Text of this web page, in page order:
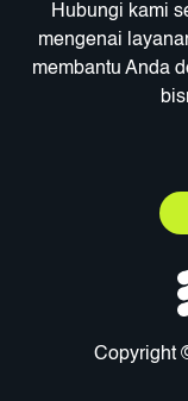
Hubungi kami
mengenai
membantu Anda
Copyright